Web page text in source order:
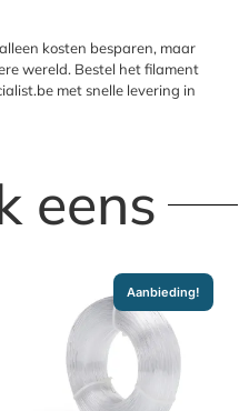
kosten besparen, maar
wereld. Bestel het filament
met snelle levering in
eens
Aanbieding!